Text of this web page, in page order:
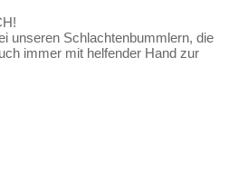
unseren Schlachtenbummlern, die
immer mit helfender Hand zur